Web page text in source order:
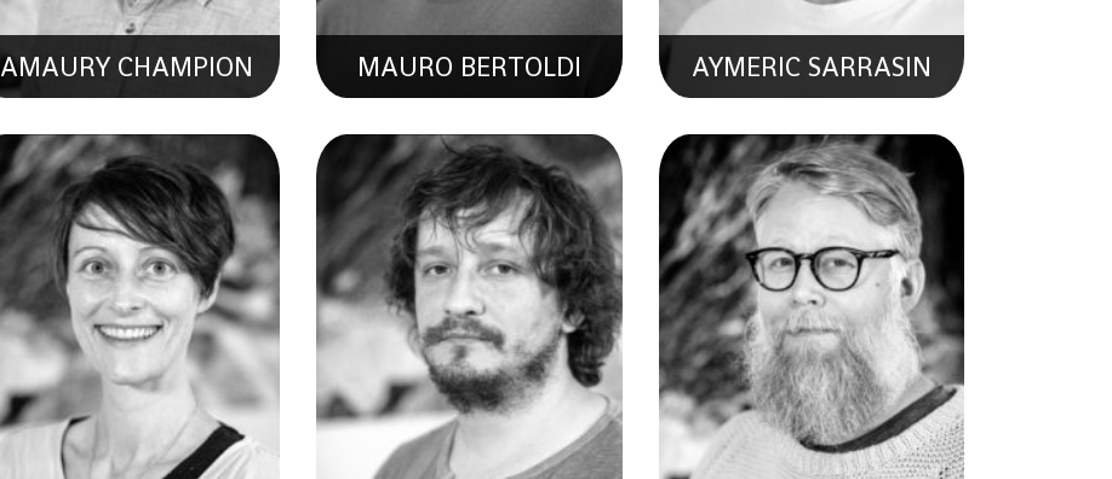
AMAURY CHAMPION MAURO BERTOLDI AYMERIC SARRASIN
FERRAN GALAN
Expert En Machine Learning
MARION JAUSSI
Collaboratrice Scientifique En
Biologie Et Géochimie En
Environnement
LAURA MATHIEU
Collaboratrice Scentifique En
Hydrologie